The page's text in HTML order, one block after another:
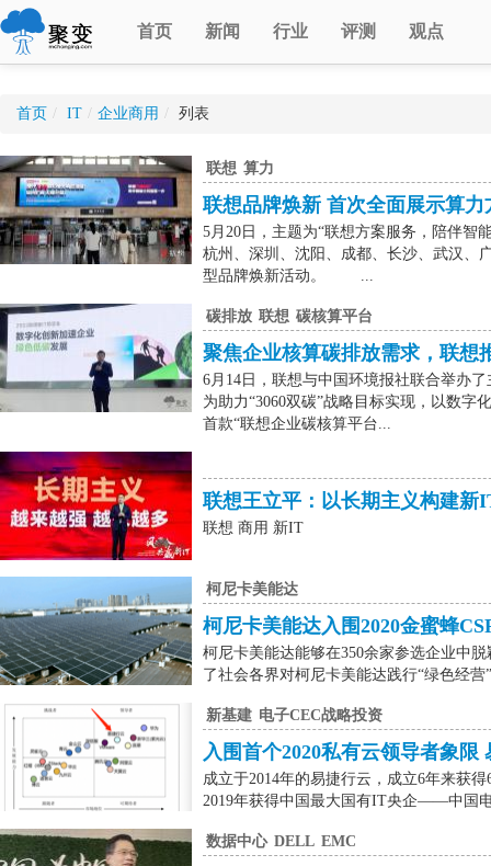
首页 新闻 行业 评测 观点
首页 / IT / 企业商用 / 列表
联想 算力
联想品牌焕新 首次全面展示算力
5月20日，主题为“联想方案服务，陪伴智
杭州、深圳、沈阳、成都、长沙、武汉、
型品牌焕新活动。 ...
碳排放 联想 碳核算平台
聚焦企业核算碳排放需求，联想
6月14日，联想与中国环境报社联合举办
为助力“3060双碳”战略目标实现，以数字
首款“联想企业碳核算平台...
联想王立平：以长期主义构建新
联想 商用 新IT
柯尼卡美能达
柯尼卡美能达入围2020金蜜蜂
柯尼卡美能达能够在350余家参选企业中
了社会各界对柯尼卡美能达践行“绿色经
新基建 电子CEC战略投资
入围首个2020私有云领导者象限
成立于2014年的易捷行云，成立6年来获
2019年获得中国最大国有IT央企——中国
数据中心 DELL EMC